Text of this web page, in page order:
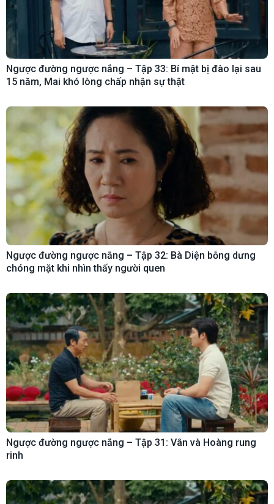
Ngược đường ngược nắng – Tập 33: Bí mật bị đào lại sau
15 năm, Mai khó lòng chấp nhận sự thật
Ngược đường ngược nắng – Tập 32: Bà Diện bỗng dưng
chóng mặt khi nhìn thấy người quen
Ngược đường ngược nắng – Tập 31: Vân và Hoàng rung
rinh